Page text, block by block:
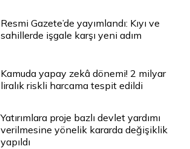
Resmi Gazete’de yayımlandı: Kıyı ve
sahillerde işgale karşı yeni adım
Kamuda yapay zekâ dönemi! 2 milyar
liralık riskli harcama tespit edildi
Yatırımlara proje bazlı devlet yardımı
verilmesine yönelik kararda değişiklik
yapıldı